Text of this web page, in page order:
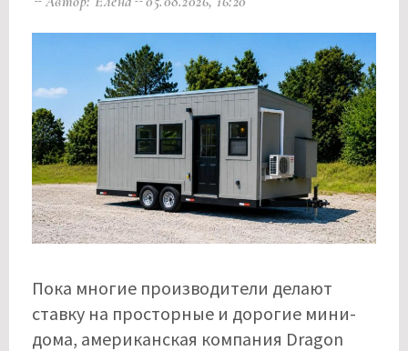
Пока многие производители делают
ставку на просторные и дорогие мини-
дома, американская компания Dragon